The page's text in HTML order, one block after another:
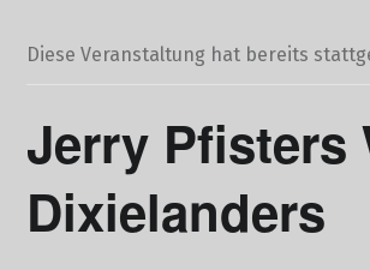
Diese Veranstaltung hat bereits
Jerry Pfisters
Dixielanders